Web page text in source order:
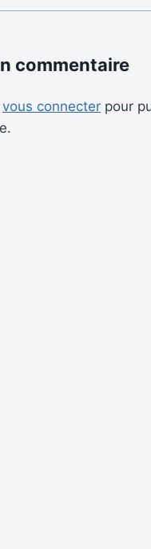
commentaire
vous connecter pour